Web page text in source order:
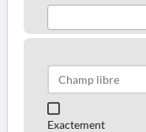
Exactement